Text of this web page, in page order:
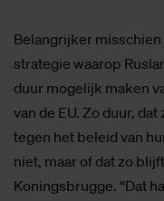
Belangrijker misschien
strategie waarop
duur mogelijk maken
van de EU. Zo duur,
tegen het beleid van
niet, maar of dat zo
Koningsbrugge. “Dat